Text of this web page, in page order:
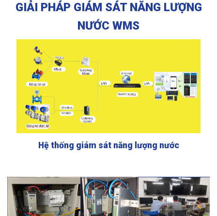
GIẢI PHÁP GIÁM SÁT NĂNG LƯỢNG
NƯỚC WMS
Hệ thống giám sát năng lượng nước